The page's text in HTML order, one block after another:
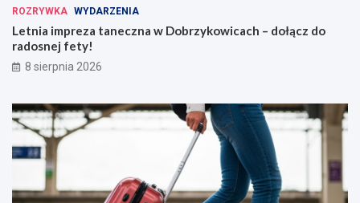
ROZRYWKA WYDARZENIA
Letnia impreza taneczna w Dobrzykowicach – dołącz do
radosnej fety!
8 sierpnia 2026